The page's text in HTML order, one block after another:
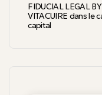
FIDUCIAL LEGAL
VITACUIRE dans le
capital